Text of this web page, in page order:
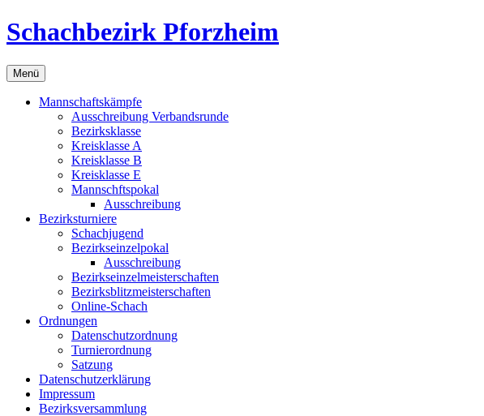
Zum
Inhalt
Schachbezirk Pforzheim
Menü
Mannschaftskämpfe
Ausschreibung Verbandsrunde
Bezirksklasse
Kreisklasse A
Kreisklasse B
Kreisklasse E
Mannschftspokal
Ausschreibung
Bezirksturniere
Schachjugend
Bezirkseinzelpokal
Ausschreibung
Bezirkseinzelmeisterschaften
Bezirksblitzmeisterschaften
Online-Schach
Ordnungen
Datenschutzordnung
Turnierordnung
Satzung
Datenschutzerklärung
Impressum
Bezirksversammlung